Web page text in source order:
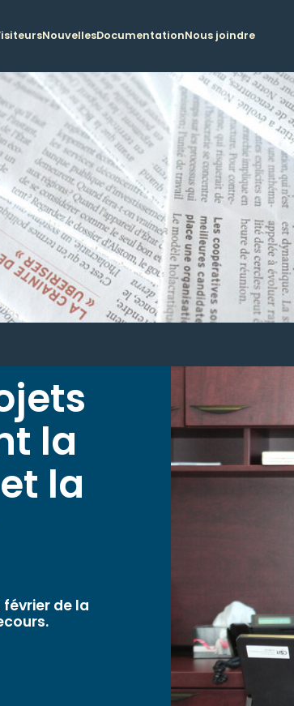
NouvellesDocumentationNous joindre
la
la
de la